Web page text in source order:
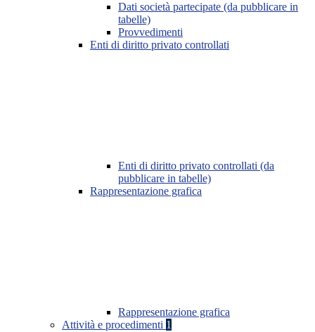
Dati società partecipate (da pubblicare in
tabelle)
Provvedimenti
Enti di diritto privato controllati
Enti di diritto privato controllati (da
pubblicare in tabelle)
Rappresentazione grafica
Rappresentazione grafica
Attività e procedimenti 1